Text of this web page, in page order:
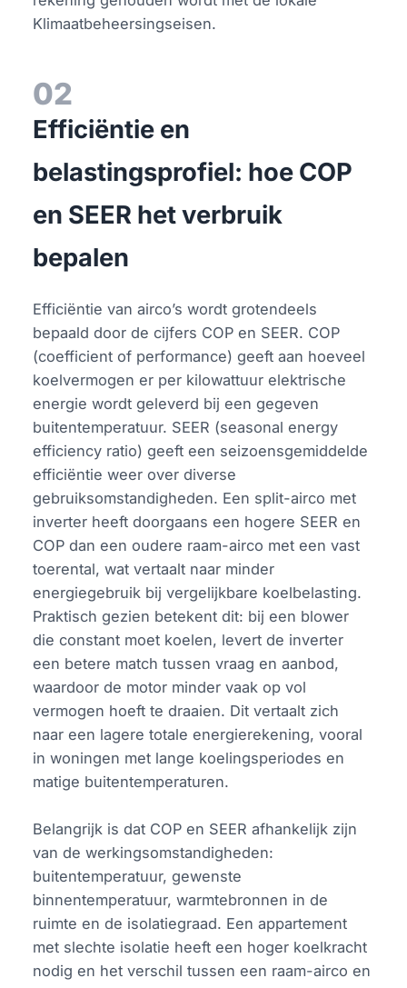
Klimaatbeheersingseisen.
02
Efficiëntie en
belastingsprofiel: hoe COP
en SEER het verbruik
bepalen
Efficiëntie van airco’s wordt grotendeels
bepaald door de cijfers COP en SEER. COP
(coefficient of performance) geeft aan hoeveel
koelvermogen er per kilowattuur elektrische
energie wordt geleverd bij een gegeven
buitentemperatuur. SEER (seasonal energy
efficiency ratio) geeft een seizoensgemiddelde
efficiëntie weer over diverse
gebruiksomstandigheden. Een split-airco met
inverter heeft doorgaans een hogere SEER en
COP dan een oudere raam-airco met een vast
toerental, wat vertaalt naar minder
energiegebruik bij vergelijkbare koelbelasting.
Praktisch gezien betekent dit: bij een blower
die constant moet koelen, levert de inverter
een betere match tussen vraag en aanbod,
waardoor de motor minder vaak op vol
vermogen hoeft te draaien. Dit vertaalt zich
naar een lagere totale energierekening, vooral
in woningen met lange koelingsperiodes en
matige buitentemperaturen.
Belangrijk is dat COP en SEER afhankelijk zijn
van de werkingsomstandigheden:
buitentemperatuur, gewenste
binnentemperatuur, warmtebronnen in de
ruimte en de isolatiegraad. Een appartement
met slechte isolatie heeft een hoger koelkracht
nodig en het verschil tussen een raam-airco en